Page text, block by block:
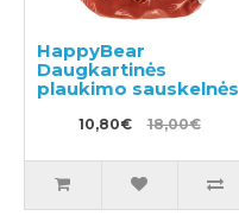
HappyBear
Daugkartinės
plaukimo sauskelnės
10,80€ 18,00€